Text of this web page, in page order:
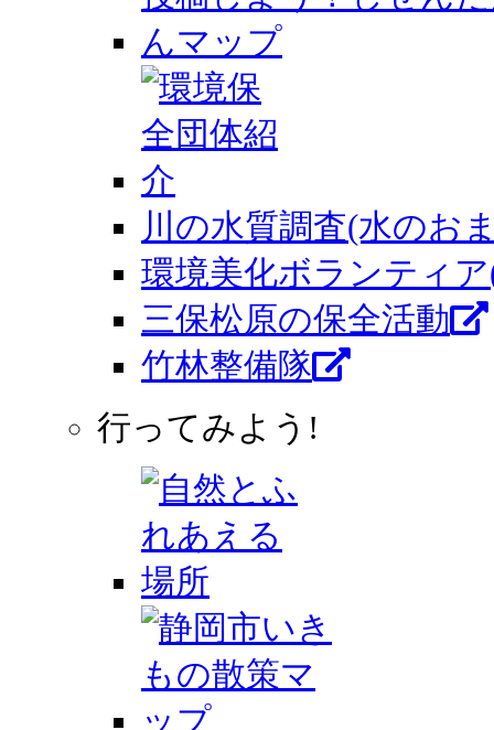
川の水質調査(水のお
環境美化ボランティ
三保松原の保全活動
竹林整備隊
行ってみよう!